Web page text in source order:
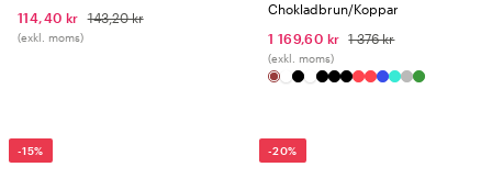
114,40 kr
143,20 kr
(exkl. moms)
Chokladbrun/Koppar
1 169,60 kr
1 376 kr
(exkl. moms)
-15% -20%